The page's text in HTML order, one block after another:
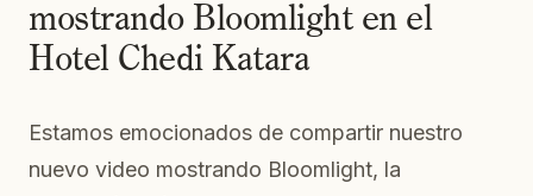
mostrando Bloomlight en el
Hotel Chedi Katara
Estamos emocionados de compartir nuestro
nuevo video mostrando Bloomlight, la